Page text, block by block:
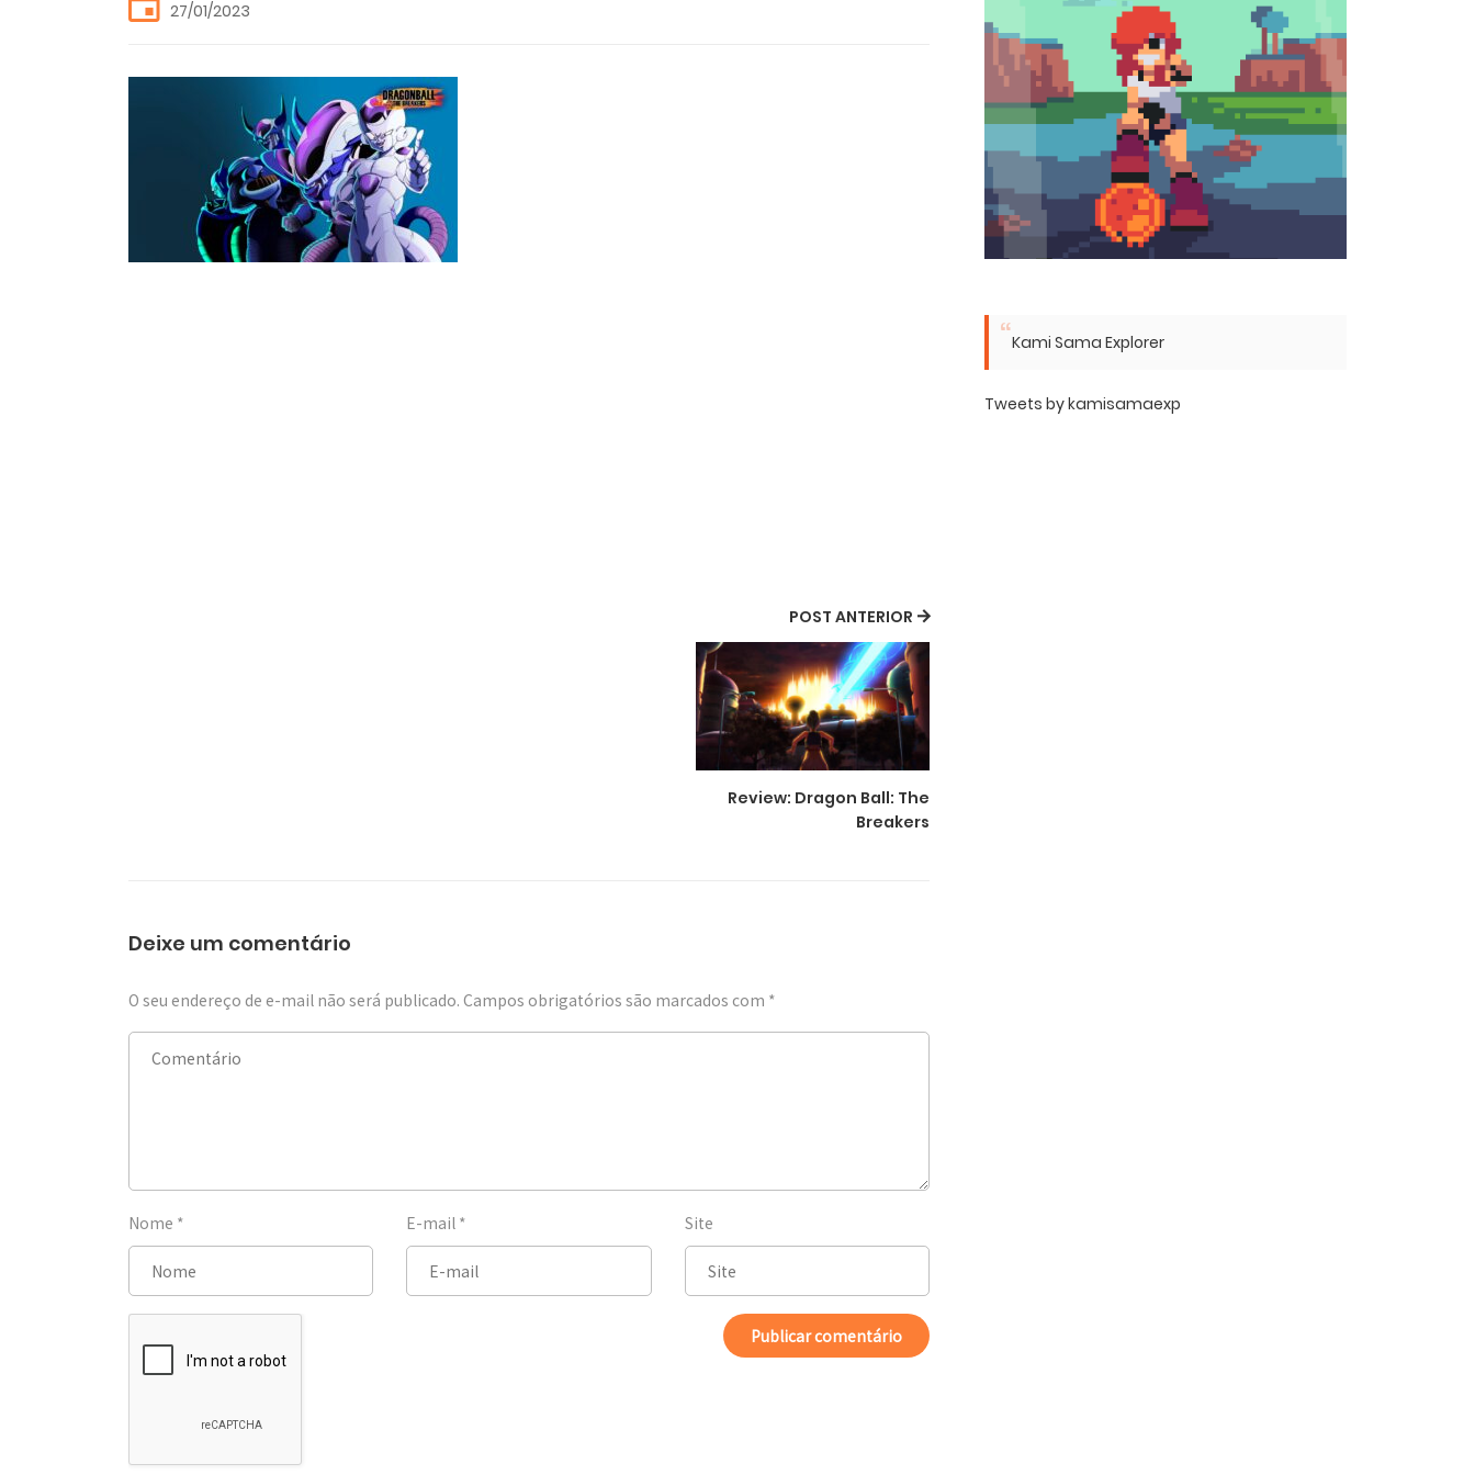
27/01/2023
POST ANTERIOR
Review: Dragon Ball: The
Breakers
Deixe um comentário
O seu endereço de e-mail não será publicado. Campos obrigatórios são marcados com *
Nome * E-mail * Site
Kami Sama Explorer
Tweets by kamisamaexp